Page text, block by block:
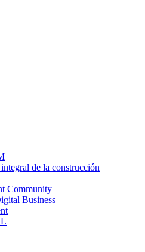
de la construcción
Community
Business